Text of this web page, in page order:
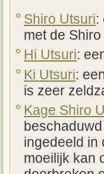
Shiro Utsuri:
met de
Hi Utsuri:
Ki Utsuri:
is zeer
Kage Shiro
ingedeeld in
moeilijk kan